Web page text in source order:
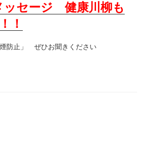
ッセージ 健康川柳も
！
防止」 ぜひお聞きください